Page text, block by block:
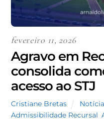
fevereiro 11, 2026
Agravo em
consolida
acesso ao STJ
Cristiane Bretas
Admissibilidade Recursal ,